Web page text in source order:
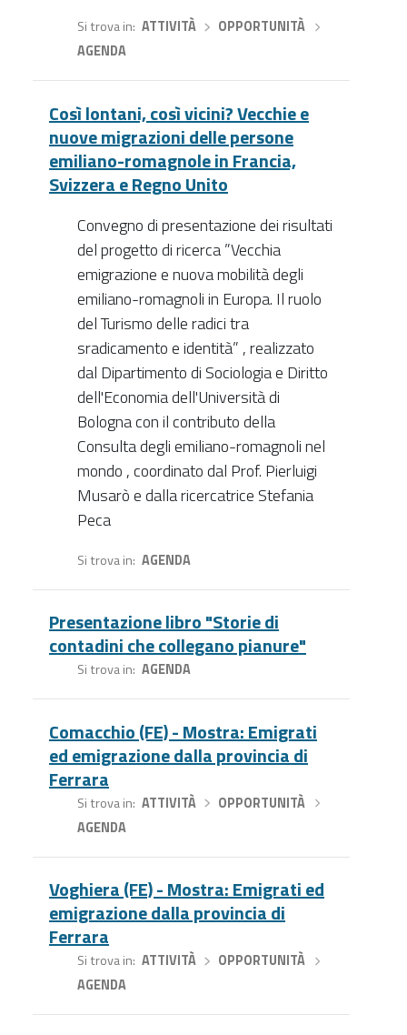
Si trova in ATTIVITÀ› OPPORTUNITÀ
AGENDA
Così lontani, così vicini? Vecchie e
nuove migrazioni delle persone
emiliano-romagnole in Francia,
Svizzera e Regno Unito
Convegno di presentazione dei risultati
del progetto di ricerca ”Vecchia
emigrazione e nuova mobilità degli
emiliano-romagnoli in Europa. Il ruolo
del Turismo delle radici tra
sradicamento e identità” , realizzato
dal Dipartimento di Sociologia e Diritto
dell'Economia dell'Università di
Bologna con il contributo della
Consulta degli emiliano-romagnoli nel
mondo , coordinato dal Prof. Pierluigi
Musarò e dalla ricercatrice Stefania
Peca
Si trova in AGENDA
Presentazione libro "Storie di
contadini che collegano pianure"
Si trova in AGENDA
Comacchio (FE) - Mostra: Emigrati
ed emigrazione dalla provincia di
Ferrara
Si trova in ATTIVITÀ› OPPORTUNITÀ
AGENDA
Voghiera (FE) - Mostra: Emigrati ed
emigrazione dalla provincia di
Ferrara
Si trova in ATTIVITÀ› OPPORTUNITÀ
AGENDA